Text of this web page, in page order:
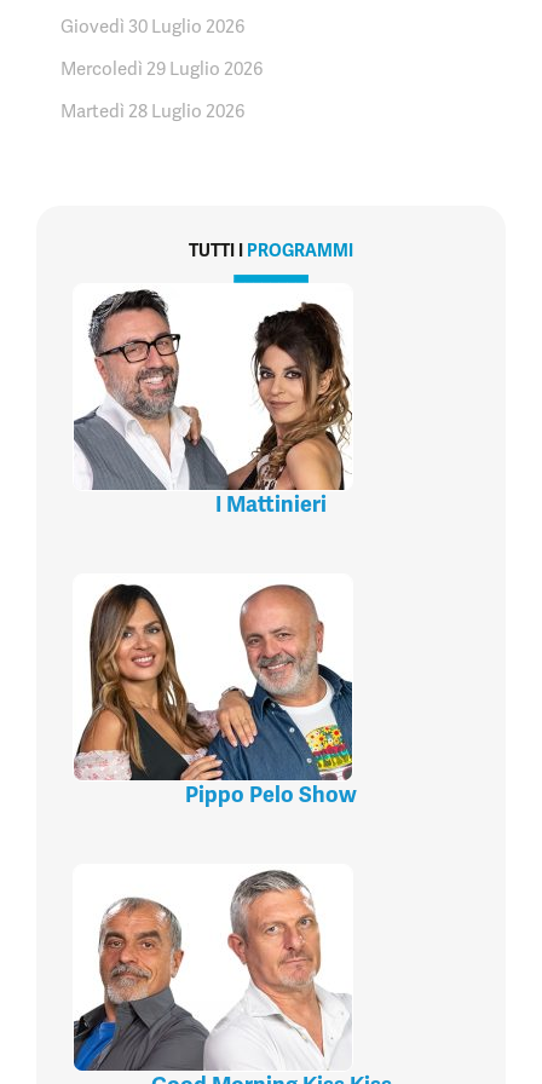
Giovedì 30 Luglio 2026
Mercoledì 29 Luglio 2026
Martedì 28 Luglio 2026
TUTTI I PROGRAMMI
I Mattinieri
Pippo Pelo Show